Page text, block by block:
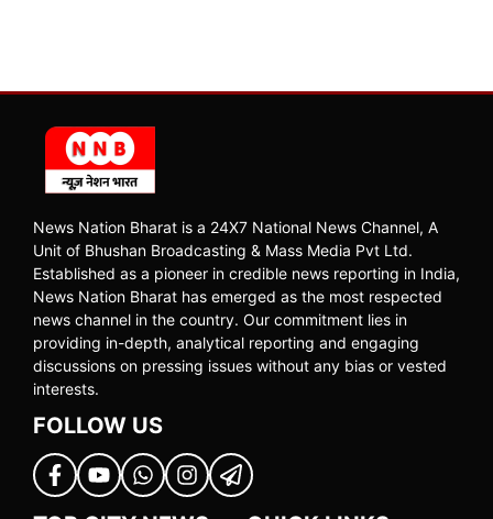
News Nation Bharat is a 24X7 National News Channel, A
Unit of Bhushan Broadcasting & Mass Media Pvt Ltd.
Established as a pioneer in credible news reporting in India,
News Nation Bharat has emerged as the most respected
news channel in the country. Our commitment lies in
providing in-depth, analytical reporting and engaging
discussions on pressing issues without any bias or vested
interests.
FOLLOW US